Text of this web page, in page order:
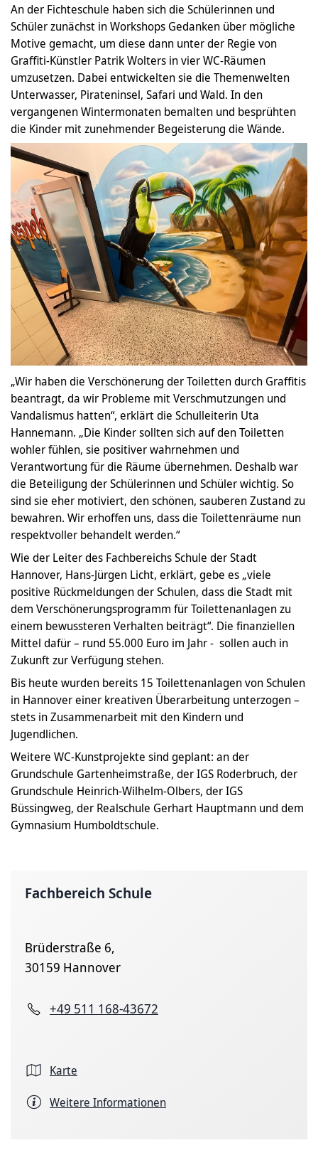
An der Fichteschule haben sich die Schülerinnen und
Schüler zunächst in Workshops Gedanken über mögliche
Motive gemacht, um diese dann unter der Regie von
Graffiti-Künstler Patrik Wolters in vier WC-Räumen
umzusetzen. Dabei entwickelten sie die Themenwelten
Unterwasser, Pirateninsel, Safari und Wald. In den
vergangenen Wintermonaten bemalten und besprühten
die Kinder mit zunehmender Begeisterung die Wände.
„Wir haben die Verschönerung der Toiletten durch Graffitis
beantragt, da wir Probleme mit Verschmutzungen und
Vandalismus hatten“, erklärt die Schulleiterin Uta
Hannemann. „Die Kinder sollten sich auf den Toiletten
wohler fühlen, sie positiver wahrnehmen und
Verantwortung für die Räume übernehmen. Deshalb war
die Beteiligung der Schülerinnen und Schüler wichtig. So
sind sie eher motiviert, den schönen, sauberen Zustand zu
bewahren. Wir erhoffen uns, dass die Toilettenräume nun
respektvoller behandelt werden.“
Wie der Leiter des Fachbereichs Schule der Stadt
Hannover, Hans-Jürgen Licht, erklärt, gebe es „viele
positive Rückmeldungen der Schulen, dass die Stadt mit
dem Verschönerungsprogramm für Toilettenanlagen zu
einem bewussteren Verhalten beiträgt“. Die finanziellen
Mittel dafür – rund 55.000 Euro im Jahr - sollen auch in
Zukunft zur Verfügung stehen.
Bis heute wurden bereits 15 Toilettenanlagen von Schulen
in Hannover einer kreativen Überarbeitung unterzogen –
stets in Zusammenarbeit mit den Kindern und
Jugendlichen.
Weitere WC-Kunstprojekte sind geplant: an der
Grundschule Gartenheimstraße, der IGS Roderbruch, der
Grundschule Heinrich-Wilhelm-Olbers, der IGS
Büssingweg, der Realschule Gerhart Hauptmann und dem
Gymnasium Humboldtschule.
Fachbereich Schule
Brüderstraße 6,
30159 Hannover
+49 511 168-43672
Karte
Weitere Informationen